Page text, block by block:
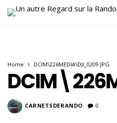
Home DCIM\226MEDIA\DJI_0209.JPG
CARNETSDERANDO 0